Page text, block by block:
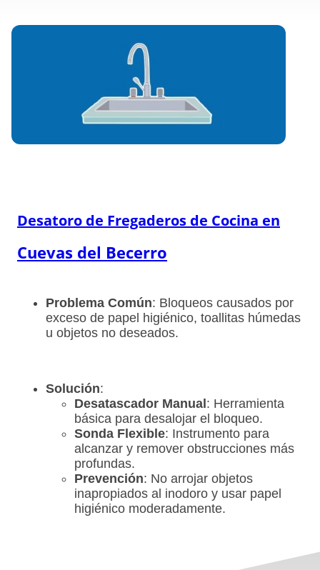
Desatoro de Fregaderos de Cocina en
Cuevas del Becerro
Problema Común: Bloqueos causados por
exceso de papel higiénico, toallitas húmedas
u objetos no deseados.
Solución:
Desatascador Manual : Herramienta
básica para desalojar el bloqueo.
Sonda Flexible: Instrumento para
alcanzar y remover obstrucciones más
profundas.
Prevención: No arrojar objetos
inapropiados al inodoro y usar papel
higiénico moderadamente.